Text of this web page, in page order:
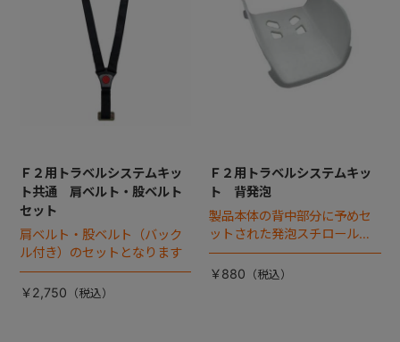
Ｆ２用トラベルシステムキッ
ト共通 肩ベルト・股ベルト
セット
肩ベルト・股ベルト（バック
ル付き）のセットとなります
￥2,750
Ｆ２用トラベルシステムキッ
ト 背発泡
製品本体の背中部分に予めセ
ットされた発泡スチロールで
す
￥880